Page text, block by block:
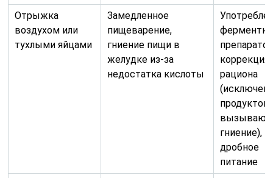
Отрыжка
воздухом или
тухлыми яйцами
Замедленное
пищеварение,
гниение пищи в
желудке из-за
недостатка кислоты
коррекция
рациона
продуктов,
гниение),
дробное
питание